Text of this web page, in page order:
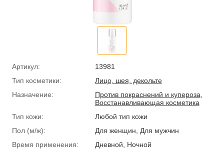
Артикул:
13981
Тип косметики:
Лицо, шея, декольте
Назначение:
Против покраснений и купероза
Восстанавливающая косметика
Тип кожи:
Любой тип кожи
Пол (м/ж):
Для женщин, Для мужчин
Время применения:
Дневной, Ночной